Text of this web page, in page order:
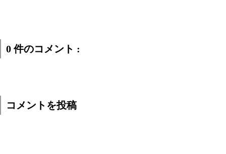
0 件のコメント :
コメントを投稿